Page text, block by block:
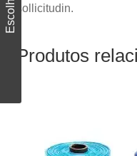
sollicitudin.
Produtos